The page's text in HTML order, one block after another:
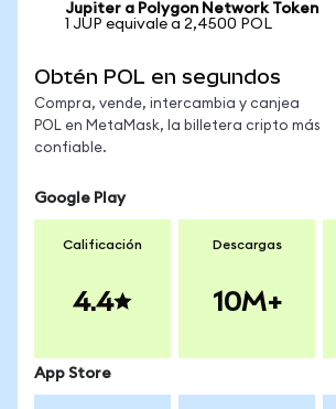
Jupiter a Polygon Network Token
1 JUP equivale a 2,4500 POL
Obtén POL en segundos
Compra, vende, intercambia y canjea
POL en MetaMask, la billetera cripto más
confiable.
Google Play
Calificación
4.4
Descargas
10M+
App Store